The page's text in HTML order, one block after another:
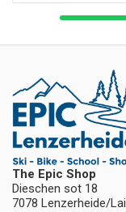
The Epic Shop
Dieschen sot 18
7078 Lenzerheide/Lai